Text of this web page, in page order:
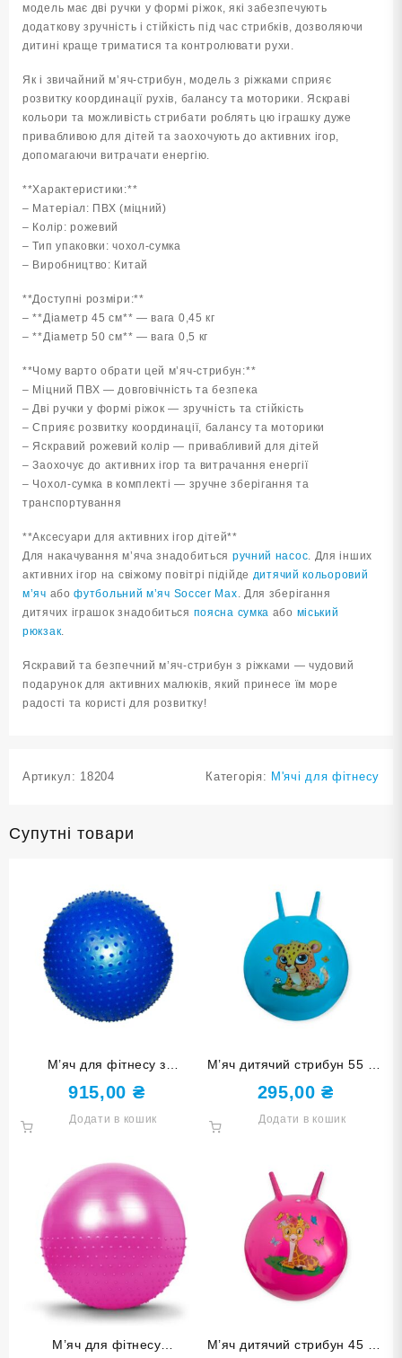
модель має дві ручки у формі ріжок, які забезпечують
додаткову зручність і стійкість під час стрибків, дозволяючи
дитині краще триматися та контролювати рухи.
Як і звичайний м’яч-стрибун, модель з ріжками сприяє
розвитку координації рухів, балансу та моторики. Яскраві
кольори та можливість стрибати роблять цю іграшку дуже
привабливою для дітей та заохочують до активних ігор,
допомагаючи витрачати енергію.
**Характеристики:**
– Матеріал: ПВХ (міцний)
– Колір: рожевий
– Тип упаковки: чохол-сумка
– Виробництво: Китай
**Доступні розміри:**
– **Діаметр 45 см** — вага 0,45 кг
– **Діаметр 50 см** — вага 0,5 кг
**Чому варто обрати цей м’яч-стрибун:**
– Міцний ПВХ — довговічність та безпека
– Дві ручки у формі ріжок — зручність та стійкість
– Сприяє розвитку координації, балансу та моторики
– Яскравий рожевий колір — привабливий для дітей
– Заохочує до активних ігор та витрачання енергії
– Чохол-сумка в комплекті — зручне зберігання та
транспортування
**Аксесуари для активних ігор дітей**
Для накачування м’яча знадобиться ручний насос. Для інших
активних ігор на свіжому повітрі підійде дитячий кольоровий
м’яч абофутбольний м’яч Soccer Max. Для зберігання
дитячих іграшок знадобиться поясна сумка або міський
рюкзак.
Яскравий та безпечний м’яч-стрибун з ріжками — чудовий
подарунок для активних малюків, який принесе їм море
радості та користі для розвитку!
Артикул: 18204 Категорія: М'ячі для фітнесу
Супутні товари
М’яч для фітнесу з
масажними шипами SNS 75
см синій MA-75-С
915,00 ₴
Додати в кошик
М’яч дитячий стрибун 55 см
з ріжками синій 3-D55-azure
295,00₴
Додати в кошик
М’яч для фітнесу
М’яч дитячий стрибун 45 см